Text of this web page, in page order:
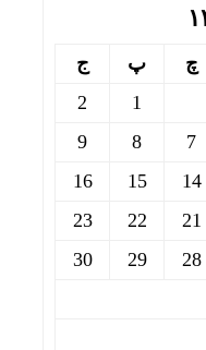
چ پ ج
1
2
7
8
9
14
15
16
21
22
23
28
29
30